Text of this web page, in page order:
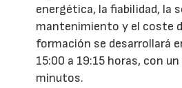
energética, la fiabilidad, la
mantenimiento y el coste
formación se desarrollará
15:00 a 19:15 horas, con
minutos.